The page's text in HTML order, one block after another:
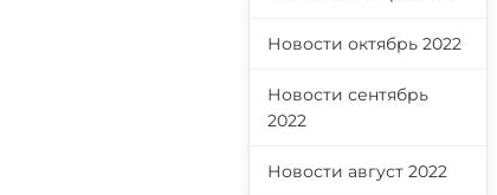
Новости октябрь 2022
Новости сентябрь
2022
Новости август 2022